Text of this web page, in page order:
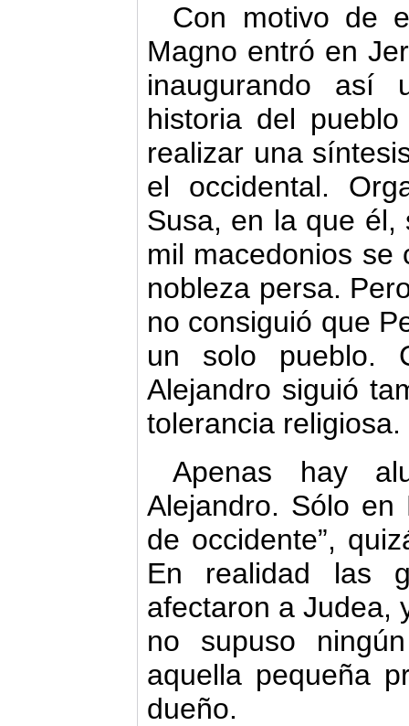
Con motivo de
Magno entró en
inaugurando
historia del
realizar una
el occidental.
Susa, en la que él,
mil macedonios se
nobleza persa.
no consiguió que
un solo pueblo.
Alejandro siguió
tolerancia religiosa.
Apenas hay
Alejandro. Sólo en
de occidente”,
En realidad las
afectaron a Judea,
no supuso
aquella pequeña
dueño.